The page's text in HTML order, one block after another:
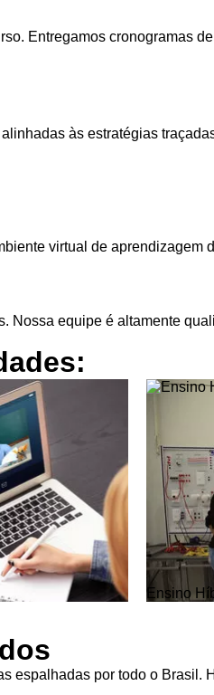
Entregamos cronogramas
às estratégias
virtual de aprendizagem
Nossa equipe é altamente
Ensino
por todo o Brasil.